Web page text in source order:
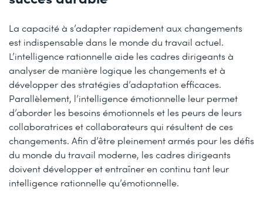
La capacité à s’adapter rapidement aux changements
est indispensable dans le monde du travail actuel.
L’intelligence rationnelle aide les cadres dirigeants à
analyser de manière logique les changements et à
développer des stratégies d’adaptation efficaces.
Parallèlement, l’intelligence émotionnelle leur permet
d’aborder les besoins émotionnels et les peurs de leurs
collaboratrices et collaborateurs qui résultent de ces
changements. Afin d’être pleinement armés pour les défis
du monde du travail moderne, les cadres dirigeants
doivent développer et entraîner en continu tant leur
intelligence rationnelle qu’émotionnelle.